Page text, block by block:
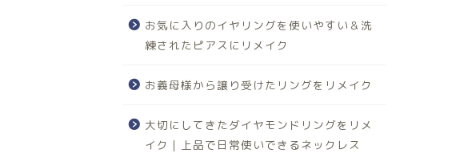
お気に入りのイヤリングを使いやすい＆洗
練されたピアスにリメイク
お義母様から譲り受けたリングをリメイク
大切にしてきたダイヤモンドリングをリメ
イク｜上品で日常使いできるネックレス